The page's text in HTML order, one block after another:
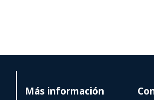
Más información